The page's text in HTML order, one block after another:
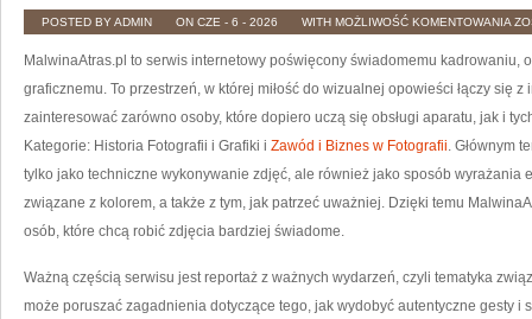
POSTED BY ADMIN ON CZE - 6 - 2026 WITH MOŻLIWOŚĆ KOMENTOWANIA
I
MalwinaAtras.pl to serwis internetowy poświęcony świadomemu kadrowaniu,
graficznemu. To przestrzeń, w której miłość do wizualnej opowieści łączy się
zainteresować zarówno osoby, które dopiero uczą się obsługi aparatu, jak i
Kategorie: Historia Fotografii i Grafiki i Zawód i Biznes w Fotografii. Głównym
tylko jako techniczne wykonywanie zdjęć, ale również jako sposób wyrażania
związane z kolorem, a także z tym, jak patrzeć uważniej. Dzięki temu
osób, które chcą robić zdjęcia bardziej świadome.
Ważną częścią serwisu jest reportaż z ważnych wydarzeń, czyli tematyka
może poruszać zagadnienia dotyczące tego, jak wydobyć autentyczne gesty i